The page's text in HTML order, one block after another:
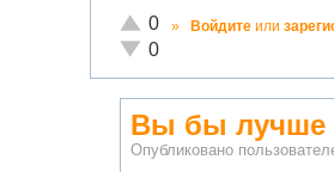
Отлично!
0
Неадекватно!
0
» Войдите или
Вы бы лучше
Опубликовано